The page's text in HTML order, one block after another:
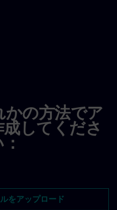
かの方法でア
してくださ
をアップロード